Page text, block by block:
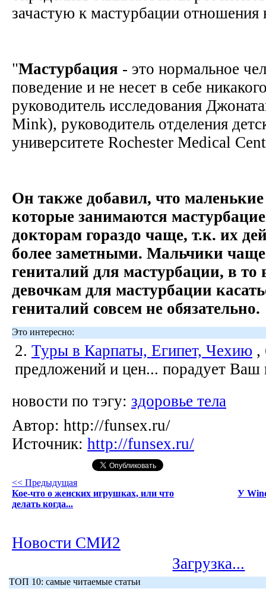
зачастую к мастурбации
"Мастурбация - это нормальное
поведение и не несет в себе
руководитель исследования
Mink), руководитель отделения
университете Rochester Medical
Он также добавил, что
которые занимаются
докторам гораздо чаще, т.к. их
более заметными. Мальчики
гениталий для мастурбации, в то
девочкам для мастурбации
гениталий совсем не обязательно.
Это интересно:
2. Туры в Карпаты, Египет, Чехию ,
предложений и цен... порадует Ваш
новости по тэгу: здоровье тела
Автор: http://funsex.ru/
Источник: http://funsex.ru/
<< Предыдущая
Кое-что о женских игрушках, или что
делать когда...
У
Новости СМИ2
Загрузка...
ТОП 10: самые читаемые статьи